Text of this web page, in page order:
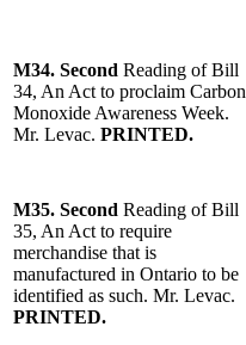
M34. Second Reading of Bill
34, An Act to proclaim Carbon
Monoxide Awareness Week.
Mr. Levac. PRINTED.
M35. Second Reading of Bill
35, An Act to require
merchandise that is
manufactured in Ontario to be
identified as such. Mr. Levac.
PRINTED.